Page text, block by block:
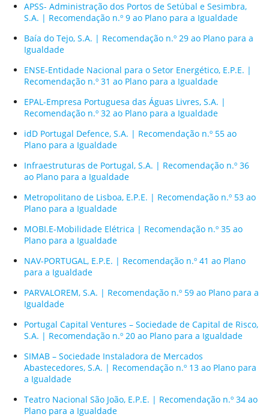
APSS- Administração dos Portos de Setúbal e Sesimbra,
S.A. | Recomendação n.º 9 ao Plano para a Igualdade
Baía do Tejo, S.A. | Recomendação n.º 29 ao Plano para a
Igualdade
ENSE-Entidade Nacional para o Setor Energético, E.P.E. |
Recomendação n.º 31 ao Plano para a Igualdade
EPAL-Empresa Portuguesa das Águas Livres, S.A. |
Recomendação n.º 32 ao Plano para a Igualdade
idD Portugal Defence, S.A. | Recomendação n.º 55 ao
Plano para a Igualdade
Infraestruturas de Portugal, S.A. | Recomendação n.º 36
ao Plano para a Igualdade
Metropolitano de Lisboa, E.P.E. | Recomendação n.º 53 ao
Plano para a Igualdade
MOBI.E-Mobilidade Elétrica | Recomendação n.º 35 ao
Plano para a Igualdade
NAV-PORTUGAL, E.P.E. | Recomendação n.º 41 ao Plano
para a Igualdade
PARVALOREM, S.A. | Recomendação n.º 59 ao Plano para a
Igualdade
Portugal Capital Ventures – Sociedade de Capital de Risco,
S.A. | Recomendação n.º 20 ao Plano para a Igualdade
SIMAB – Sociedade Instaladora de Mercados
Abastecedores, S.A. | Recomendação n.º 13 ao Plano para
a Igualdade
Teatro Nacional São João, E.P.E. | Recomendação n.º 34 ao
Plano para a Igualdade